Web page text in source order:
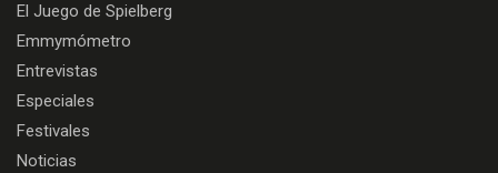
El Juego de Spielberg
Emmymómetro
Entrevistas
Especiales
Festivales
Noticias